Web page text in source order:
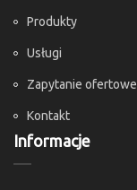
Produkty
Usługi
Zapytanie ofertowe
Kontakt
Informacje